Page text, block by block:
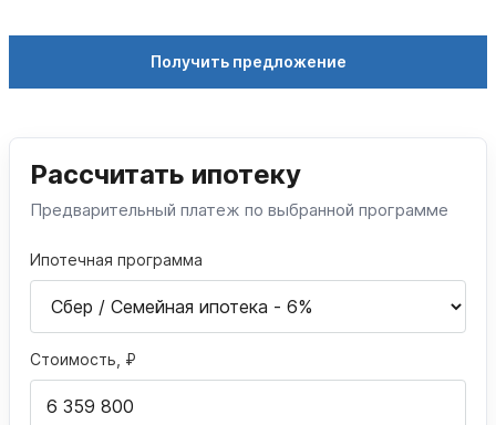
Получить предложение
Рассчитать ипотеку
Предварительный платеж по выбранной программе
Ипотечная программа
Стоимость, ₽